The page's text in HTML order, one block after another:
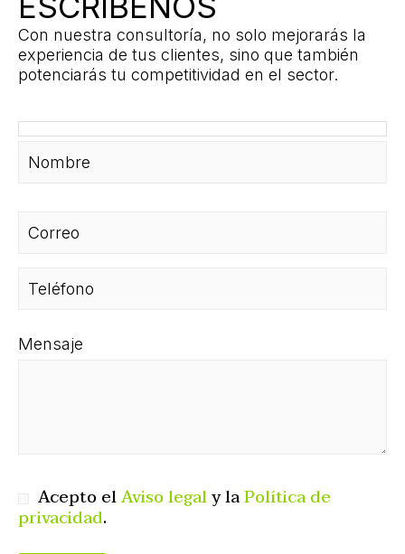
Con nuestra consultoría, no solo mejorarás la
experiencia de tus clientes, sino que también
potenciarás tu competitividad en el sector.
Mensaje
Acepto elAviso legaly laPolítica de
privacidad.